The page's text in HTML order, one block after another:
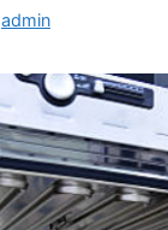
admin